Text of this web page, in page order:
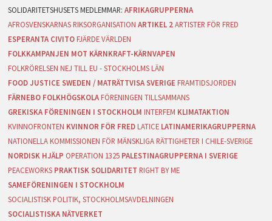
AFRIKAGRUPPERNA
AFROSVENSKARNAS RIKSORGANISATION ARTIKEL 2 ARTISTER FÖR FRED
ESPERANTA CIVITO FJÄRDE VÄRLDEN
FOLKKAMPANJEN MOT KÄRNKRAFT-KÄRNVAPEN
FOLKRÖRELSEN NEJ TILL EU - STOCKHOLMS LÄN
FOOD JUSTICE SWEDEN / MATRÄTTVISA SVERIGE FRAMTIDSJORDEN
FÄRNEBO FOLKHÖGSKOLA FÖRENINGEN TILLSAMMANS
GREKISKA FÖRENINGEN I STOCKHOLM INTERFEM KLIMATAKTION
KVINNOFRONTEN KVINNOR FÖR FRED LATICE LATINAMERIKAGRUPPERNA
NATIONELLA KOMMISSIONEN FÖR MÄNSKLIGA RÄTTIGHETER I CHILE-SVERIGE
NORDISK HJÄLP OPERATION 1325 PALESTINAGRUPPERNA I SVERIGE
PEACEWORKS PRAKTISK SOLIDARITET RIGHT BY ME
SAMEFÖRENINGEN I STOCKHOLM
SOCIALISTISK POLITIK, STOCKHOLMSAVDELNINGEN
SOCIALISTISKA NÄTVERKET